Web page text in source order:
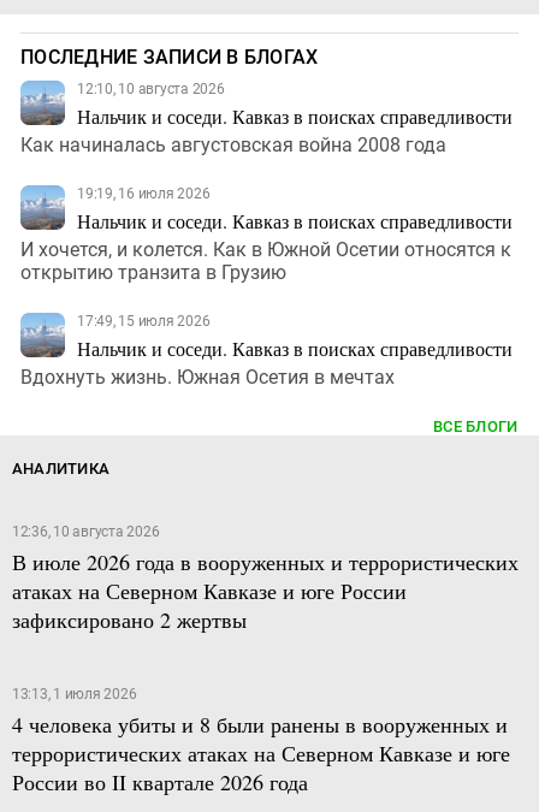
ПОСЛЕДНИЕ ЗАПИСИ В БЛОГАХ
12:10, 10 августа 2026
Нальчик и соседи. Кавказ в поисках справедливости
Как начиналась августовская война 2008 года
19:19, 16 июля 2026
Нальчик и соседи. Кавказ в поисках справедливости
И хочется, и колется. Как в Южной Осетии относятся к
открытию транзита в Грузию
17:49, 15 июля 2026
Нальчик и соседи. Кавказ в поисках справедливости
Вдохнуть жизнь. Южная Осетия в мечтах
ВСЕ БЛОГИ
АНАЛИТИКА
12:36, 10 августа 2026
В июле 2026 года в вооруженных и террористических
атаках на Северном Кавказе и юге России
зафиксировано 2 жертвы
13:13, 1 июля 2026
4 человека убиты и 8 были ранены в вооруженных и
террористических атаках на Северном Кавказе и юге
России во II квартале 2026 года